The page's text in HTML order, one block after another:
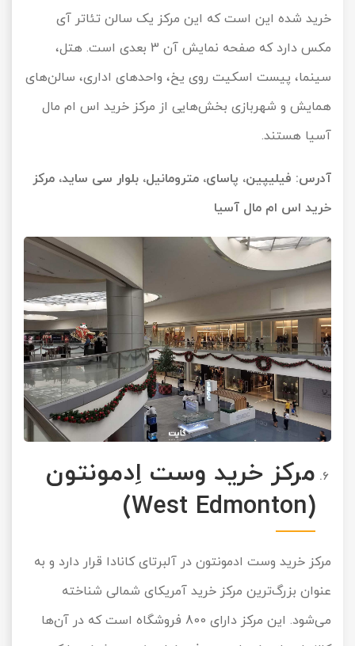
خرید شده این است که این مرکز یک سالن تئاتر آی
مکس دارد که صفحه نمایش آن 3 بعدی است. هتل،
سینما، پیست اسکیت روی یخ، واحدهای اداری، سالن‌های
همایش و شهربازی بخش‌هایی از مرکز خرید اس ام مال
آسیا هستند.
آدرس: فیلیپین، پاسای، مترومانیل، بلوار سی ساید، مرکز
خرید اس ام مال آسیا
مرکز خرید وست اِدمونتون
(West Edmonton)
مرکز خرید وست ادمونتون در آلبرتای کانادا قرار دارد و به
عنوان بزرگ‌ترین مرکز خرید آمریکای شمالی شناخته
می‌شود. این مرکز دارای 800 فروشگاه است که در آن‌ها